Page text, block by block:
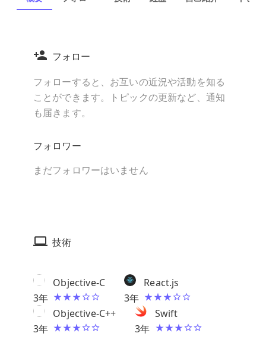
フォロー
フォローすると、お互いの近況や活動を知る
ことができます。トピックの更新など、通知
も届きます。
フォロワー
まだフォロワーはいません
技術
3年
Objective-C
3年
React.js
3年
Objective-C++
3年
Swift